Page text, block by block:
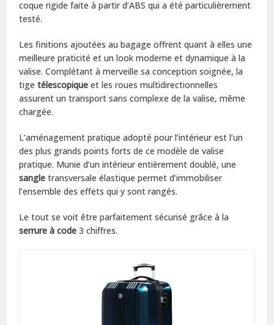
coque rigide faite à partir d’ABS qui a été particulièrement
testé.
Les finitions ajoutées au bagage offrent quant à elles une
meilleure praticité et un look moderne et dynamique à la
valise. Complétant à merveille sa conception soignée, la
tigetélescopique et les roues multidirectionnelles
assurent un transport sans complexe de la valise, même
chargée.
L’aménagement pratique adopté pour l’intérieur est l’un
des plus grands points forts de ce modèle de valise
pratique. Munie d’un intérieur entièrement doublé, une
sangle transversale élastique permet d’immobiliser
l’ensemble des effets qui y sont rangés.
Le tout se voit être parfaitement sécurisé grâce à la
serrure à code 3 chiffres.